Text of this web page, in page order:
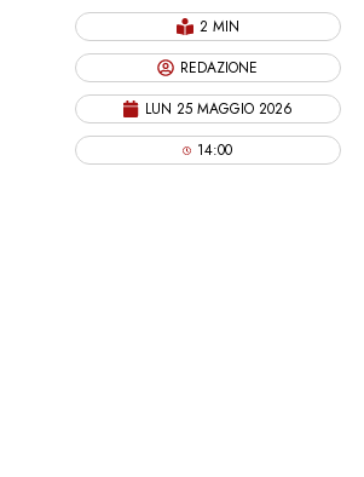
2 MIN
REDAZIONE
LUN 25 MAGGIO 2026
14:00